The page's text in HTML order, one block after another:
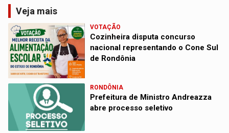
Veja mais
VOTAÇÃO
Cozinheira disputa concurso
nacional representando o Cone Sul
de Rondônia
RONDÔNIA
Prefeitura de Ministro Andreazza
abre processo seletivo